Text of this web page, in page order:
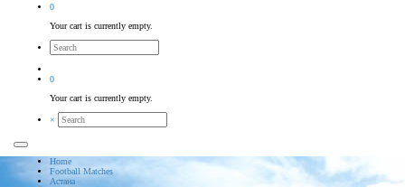
0
Your cart is currently empty.
0
Your cart is currently empty.
×
Home
Football Matches
Астана